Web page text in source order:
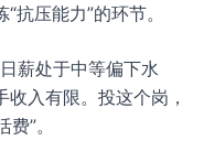
抗压能力”的环节。
薪处于中等偏下水
入有限。投这个岗，
”。